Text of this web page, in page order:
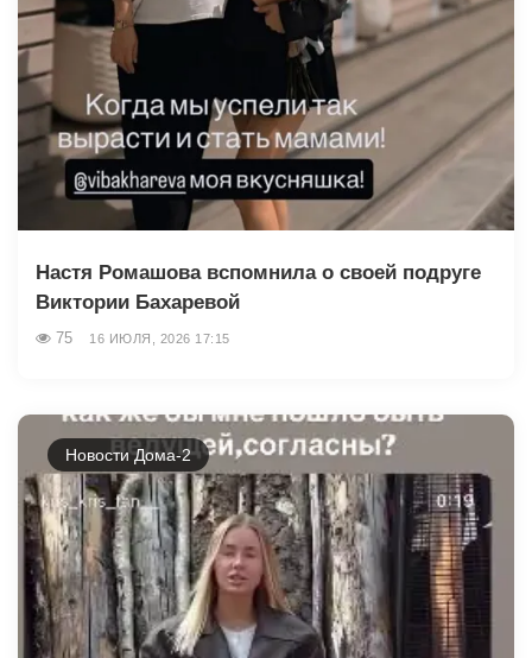
Настя Ромашова вспомнила о своей подруге
Виктории Бахаревой
75 16 ИЮЛЯ, 2026 17:15
Новости Дома-2